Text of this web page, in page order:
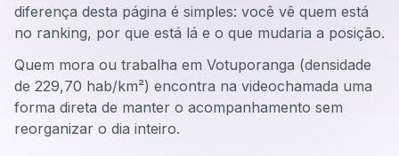
diferença desta página é simples: você vê quem está
no ranking, por que está lá e o que mudaria a posição.
Quem mora ou trabalha em Votuporanga (densidade
de 229,70 hab/km²) encontra na videochamada uma
forma direta de manter o acompanhamento sem
reorganizar o dia inteiro.